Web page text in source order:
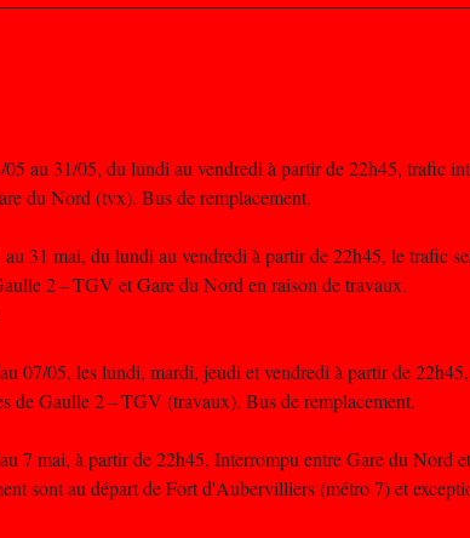
au 31/05, du lundi au vendredi à partir de 22h45, trafic
du Nord (tvx). Bus de remplacement.
31 mai, du lundi au vendredi à partir de 22h45, le trafic
2 – TGV et Gare du Nord en raison de travaux.
07/05, les lundi, mardi, jeudi et vendredi à partir de
de Gaulle 2 – TGV (travaux). Bus de remplacement.
7 mai, à partir de 22h45, Interrompu entre Gare du
sont au départ de Fort d'Aubervilliers (métro 7) et